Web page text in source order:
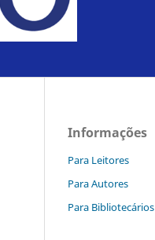
Informações
Para Leitores
Para Autores
Para Bibliotecários